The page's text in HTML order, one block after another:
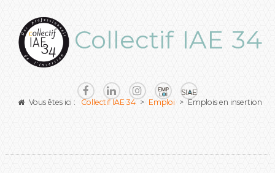
Collectif IAE 34
Vous êtes ici : Collectif IAE 34 > Emploi > Emplois en insertion